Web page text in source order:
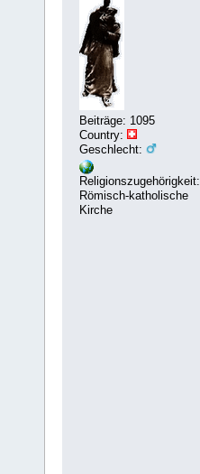
Beiträge: 1095
Country:
Geschlecht:
Religionszugehörigkeit:
Römisch-katholische
Kirche